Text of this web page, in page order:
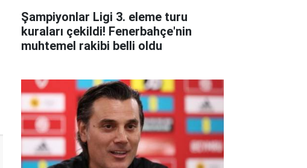
Şampiyonlar Ligi 3. eleme turu
kuraları çekildi! Fenerbahçe'nin
muhtemel rakibi belli oldu